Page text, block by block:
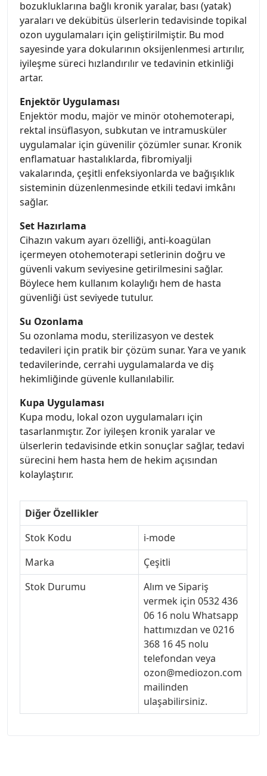
bozukluklarına bağlı kronik yaralar, bası (yatak)
yaraları ve dekübitüs ülserlerin tedavisinde topikal
ozon uygulamaları için geliştirilmiştir. Bu mod
sayesinde yara dokularının oksijenlenmesi artırılır,
iyileşme süreci hızlandırılır ve tedavinin etkinliği
artar.
Enjektör Uygulaması
Enjektör modu, majör ve minör otohemoterapi,
rektal insüflasyon, subkutan ve intramusküler
uygulamalar için güvenilir çözümler sunar. Kronik
enflamatuar hastalıklarda, fibromiyalji
vakalarında, çeşitli enfeksiyonlarda ve bağışıklık
sisteminin düzenlenmesinde etkili tedavi imkânı
sağlar.
Set Hazırlama
Cihazın vakum ayarı özelliği, anti-koagülan
içermeyen otohemoterapi setlerinin doğru ve
güvenli vakum seviyesine getirilmesini sağlar.
Böylece hem kullanım kolaylığı hem de hasta
güvenliği üst seviyede tutulur.
Su Ozonlama
Su ozonlama modu, sterilizasyon ve destek
tedavileri için pratik bir çözüm sunar. Yara ve yanık
tedavilerinde, cerrahi uygulamalarda ve diş
hekimliğinde güvenle kullanılabilir.
Kupa Uygulaması
Kupa modu, lokal ozon uygulamaları için
tasarlanmıştır. Zor iyileşen kronik yaralar ve
ülserlerin tedavisinde etkin sonuçlar sağlar, tedavi
sürecini hem hasta hem de hekim açısından
kolaylaştırır.
Diğer Özellikler
Stok Kodu
i-mode
Marka
Çeşitli
Stok Durumu
Alım ve Sipariş
vermek için 0532 436
06 16 nolu Whatsapp
hattımızdan ve 0216
368 16 45 nolu
telefondan veya
ozon@mediozon.com
mailinden
ulaşabilirsiniz.